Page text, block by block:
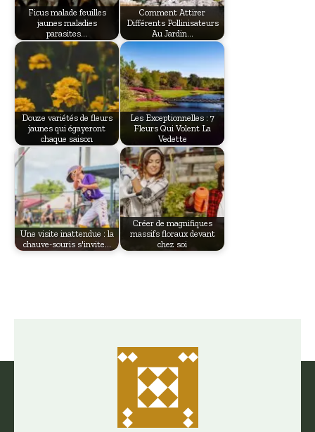
Ficus malade feuilles
jaunes maladies
parasites…
Comment Attirer
Différents Pollinisateurs
Au Jardin…
Douze variétés de fleurs
jaunes qui égayeront
chaque saison
Les Exceptionnelles : 7
Fleurs Qui Volent La
Vedette
Une visite inattendue : la
chauve-souris s'invite…
Créer de magnifiques
massifs floraux devant
chez soi